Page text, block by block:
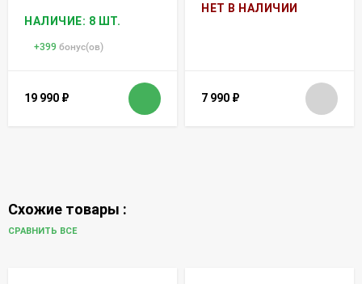
НАЛИЧИЕ: 8 ШТ.
+399 бонус(ов)
19 990 ₽
НЕТ В НАЛИЧИИ
7 990 ₽
Схожие товары :
СРАВНИТЬ ВСЕ